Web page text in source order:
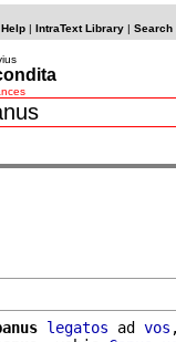
Help| IntraText Library| Search
legatos ad vos